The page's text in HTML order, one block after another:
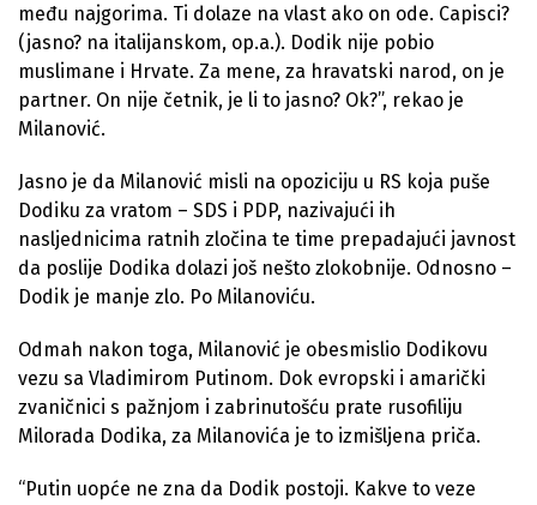
među najgorima. Ti dolaze na vlast ako on ode. Capisci?
(jasno? na italijanskom, op.a.). Dodik nije pobio
muslimane i Hrvate. Za mene, za hravatski narod, on je
partner. On nije četnik, je li to jasno? Ok?”, rekao je
Milanović.
Jasno je da Milanović misli na opoziciju u RS koja puše
Dodiku za vratom – SDS i PDP, nazivajući ih
nasljednicima ratnih zločina te time prepadajući javnost
da poslije Dodika dolazi još nešto zlokobnije. Odnosno –
Dodik je manje zlo. Po Milanoviću.
Odmah nakon toga, Milanović je obesmislio Dodikovu
vezu sa Vladimirom Putinom. Dok evropski i amarički
zvaničnici s pažnjom i zabrinutošću prate rusofiliju
Milorada Dodika, za Milanovića je to izmišljena priča.
“Putin uopće ne zna da Dodik postoji. Kakve to veze